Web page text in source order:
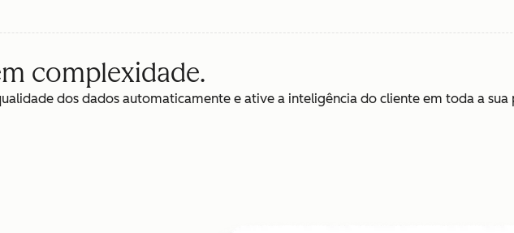
complexidade.
dos dados automaticamente e ative a inteligência do cliente em toda a